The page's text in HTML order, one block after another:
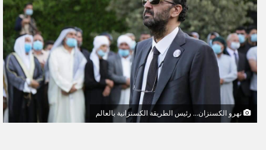
ر
ي
د
ا
إ
ل
ت
ر
نهرو الكسنزان... رئيس الطريقة الكسنزانية بالعالم